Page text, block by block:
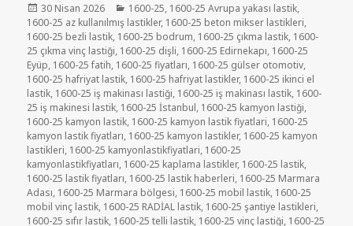
Yayın
tarihi
30 Nisan 2026 Kategoriler
1600-25, 1600-25 Avrupa yakası lastik,
1600-25 az kullanılmış lastikler, 1600-25 beton mikser lastikleri,
1600-25 bezli lastik, 1600-25 bodrum, 1600-25 çıkma lastik, 1600-
25 çıkma vinç lastiği, 1600-25 dişli, 1600-25 Edirnekapı, 1600-25
Eyüp, 1600-25 fatih, 1600-25 fiyatları, 1600-25 gülser otomotiv,
1600-25 hafriyat lastik, 1600-25 hafriyat lastikler, 1600-25 ikinci el
lastik, 1600-25 iş makinası lastiği, 1600-25 iş makinası lastik, 1600-
25 iş makinesi lastik, 1600-25 İstanbul, 1600-25 kamyon lastiği,
1600-25 kamyon lastik, 1600-25 kamyon lastik fiyatlari, 1600-25
kamyon lastik fiyatları, 1600-25 kamyon lastikler, 1600-25 kamyon
lastikleri, 1600-25 kamyonlastikfiyatlari, 1600-25
kamyonlastikfiyatları, 1600-25 kaplama lastikler, 1600-25 lastik,
1600-25 lastik fiyatları, 1600-25 lastik haberleri, 1600-25 Marmara
Adası, 1600-25 Marmara bölgesi, 1600-25 mobil lastik, 1600-25
mobil vinç lastik, 1600-25 RADİAL lastik, 1600-25 şantiye lastikleri,
1600-25 sıfır lastik, 1600-25 telli lastik, 1600-25 vinç lastiği, 1600-25